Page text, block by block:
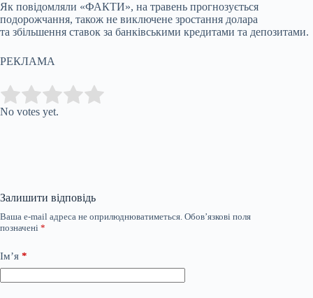
Як повідомляли «ФАКТИ», на травень прогнозується
подорожчання, також не виключене зростання долара
та збільшення ставок за банківськими кредитами та депозитами.
РЕКЛАМА
Rate this item:
No votes yet.
Залишити відповідь
Ваша e-mail адреса не оприлюднюватиметься. Обов’язкові поля
позначені *
Ім’я *